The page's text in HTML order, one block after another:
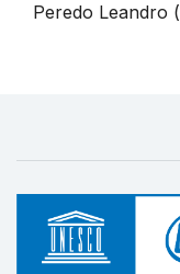
Peredo Leandro (